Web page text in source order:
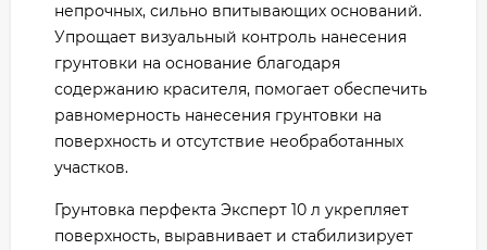
непрочных, сильно впитывающих оснований.
Упрощает визуальный контроль нанесения
грунтовки на основание благодаря
содержанию красителя, помогает обеспечить
равномерность нанесения грунтовки на
поверхность и отсутствие необработанных
участков.
Грунтовка перфекта Эксперт 10 л укрепляет
поверхность, выравнивает и стабилизирует